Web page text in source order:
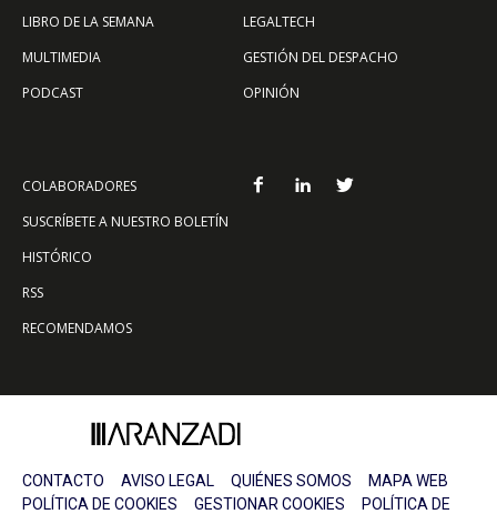
LIBRO DE LA SEMANA
MULTIMEDIA
PODCAST
LEGALTECH
GESTIÓN DEL DESPACHO
OPINIÓN
COLABORADORES
SUSCRÍBETE A NUESTRO BOLETÍN
HISTÓRICO
RSS
RECOMENDAMOS
CONTACTO AVISO LEGAL QUIÉNES SOMOS
MAPA WEB
POLÍTICA DE COOKIES
GESTIONAR COOKIES POLÍTICA DE